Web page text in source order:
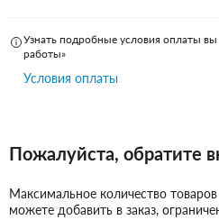
Узнать подробные условия оплаты
работы»
Условия оплаты
Пожалуйста, обратите
Максимальное количество
можете добавить в заказ,